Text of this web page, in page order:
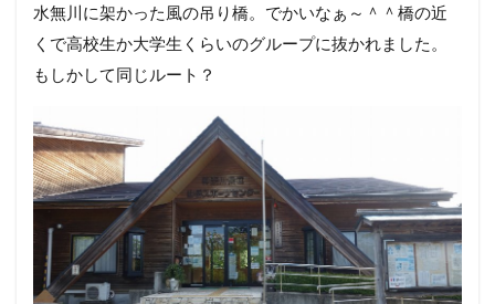
水無川に架かった風の吊り橋。でかいなぁ～＾＾橋の近
くで高校生か大学生くらいのグループに抜かれました。
もしかして同じルート？